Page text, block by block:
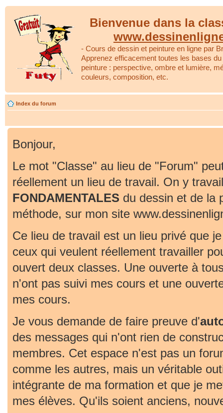
Bienvenue dans la
- Cours de dessin et peinture en ligne par
Apprenez efficacement toutes les bases
peinture : perspective, ombre et lumière,
couleurs, composition, etc.
Index du forum
Bonjour,
Le mot "Classe" au lieu de "Forum"
réellement un lieu de travail. On y
FONDAMENTALES du dessin et de la
méthode, sur mon site
Ce lieu de travail est un lieu privé que
ceux qui veulent réellement travailler
ouvert deux classes. Une ouverte à
n'ont pas suivi mes cours et une
mes cours.
Je vous demande de faire preuve d'
des messages qui n'ont rien de
membres. Cet espace n'est pas un
comme les autres, mais un véritable
intégrante de ma formation et que je
mes élèves. Qu'ils soient anciens,